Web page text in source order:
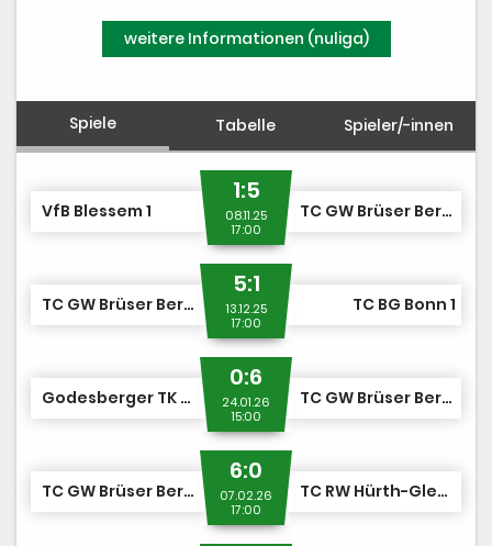
weitere Informationen (nuliga)
Spiele Tabelle Spieler/-innen
VfB Blessem 1
1:5
08.11.25
17:00
TC GW Brüser Berg 1
TC GW Brüser Berg 1
5:1
13.12.25
17:00
TC BG Bonn 1
Godesberger TK GW 3
0:6
24.01.26
15:00
TC GW Brüser Berg 1
TC GW Brüser Berg 1
6:0
07.02.26
17:00
TC RW Hürth-Gleuel 1